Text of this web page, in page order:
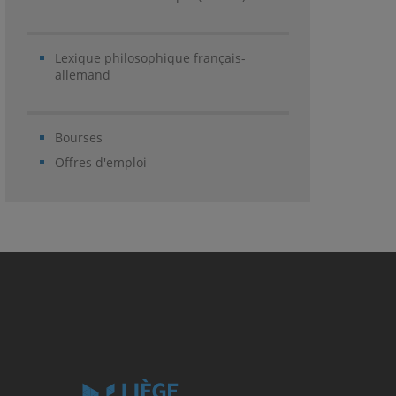
Lexique philosophique français-
allemand
Bourses
Offres d'emploi